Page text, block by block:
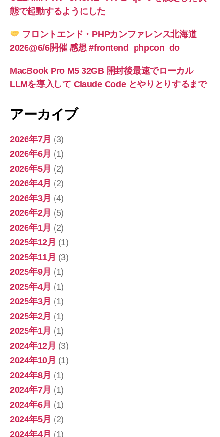
態で起動するようにした
フロントエンド・PHPカンファレンス北海道
2026@6/6開催 感想 #frontend_phpcon_do
MacBook Pro M5 32GB 開封後最速でローカル
LLMを導入して Claude Code とやりとりするまで
アーカイブ
2026年7月 (3)
2026年6月 (1)
2026年5月 (2)
2026年4月 (2)
2026年3月 (4)
2026年2月 (5)
2026年1月 (2)
2025年12月 (1)
2025年11月 (3)
2025年9月 (1)
2025年4月 (1)
2025年3月 (1)
2025年2月 (1)
2025年1月 (1)
2024年12月 (3)
2024年10月 (1)
2024年8月 (1)
2024年7月 (1)
2024年6月 (1)
2024年5月 (2)
2024年4月 (1)